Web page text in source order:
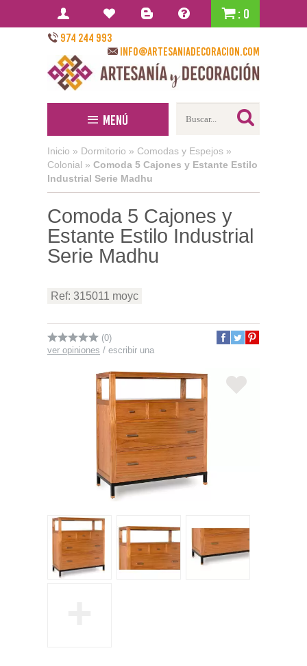
: 0
974 244 993
info@artesaniadecoracion.com
Menú
Inicio » Dormitorio » Comodas y Espejos »
Colonial » Comoda 5 Cajones y Estante Estilo
Industrial Serie Madhu
Comoda 5 Cajones y
Estante Estilo Industrial
Serie Madhu
Ref: 315011 moyc
(0)
ver opiniones / escribir una